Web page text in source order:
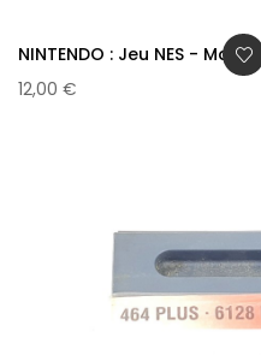
NINTENDO : Jeu NES -
12,00 €